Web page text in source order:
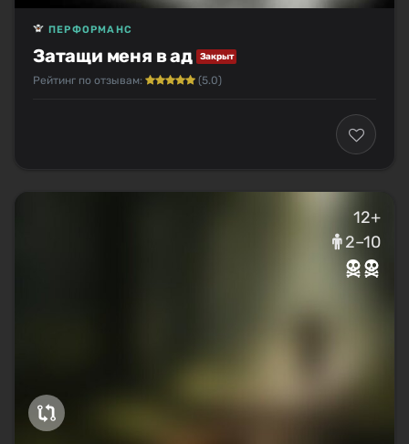
Затащи меня в ад Закрыт
ПЕРФОРМАНС
Рейтинг по отзывам: (5.0)
12+
2–10